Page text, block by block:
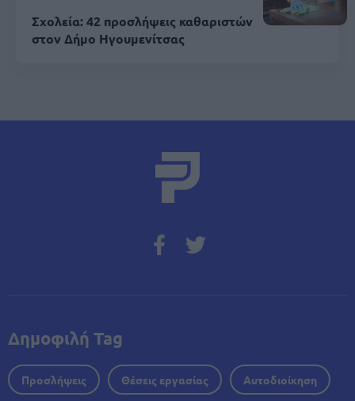
Σχολεία: 42 προσλήψεις καθαριστών
στον Δήμο Ηγουμενίτσας
Δημοφιλή Tag
Προσλήψεις Θέσεις εργασίας Αυτοδιοίκηση